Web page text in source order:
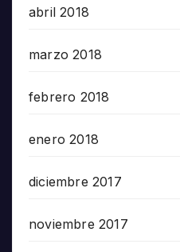
abril 2018
marzo 2018
febrero 2018
enero 2018
diciembre 2017
noviembre 2017